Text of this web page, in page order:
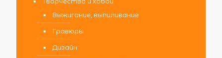
Выжигание, выпиливание
Гравюры
Дизайн